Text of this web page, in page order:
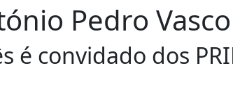
Pedro
é convidado dos